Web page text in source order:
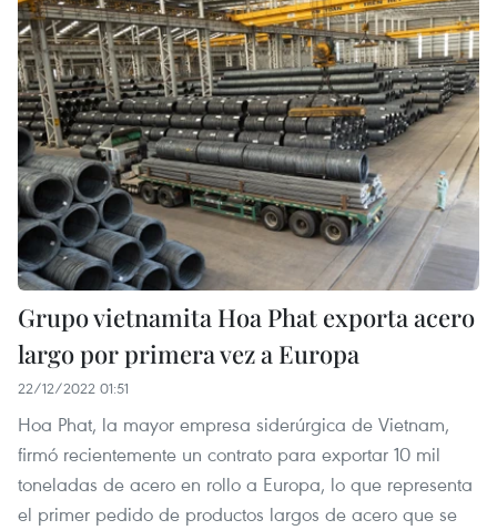
Grupo vietnamita Hoa Phat exporta acero
largo por primera vez a Europa
22/12/2022 01:51
Hoa Phat, la mayor empresa siderúrgica de Vietnam,
firmó recientemente un contrato para exportar 10 mil
toneladas de acero en rollo a Europa, lo que representa
el primer pedido de productos largos de acero que se